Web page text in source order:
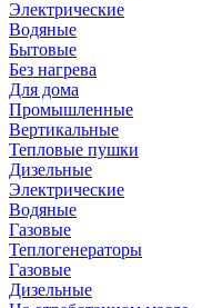
Электрические
Водяные
Бытовые
Без нагрева
Для дома
Промышленные
Вертикальные
Тепловые пушки
Дизельные
Электрические
Водяные
Газовые
Теплогенераторы
Газовые
Дизельные